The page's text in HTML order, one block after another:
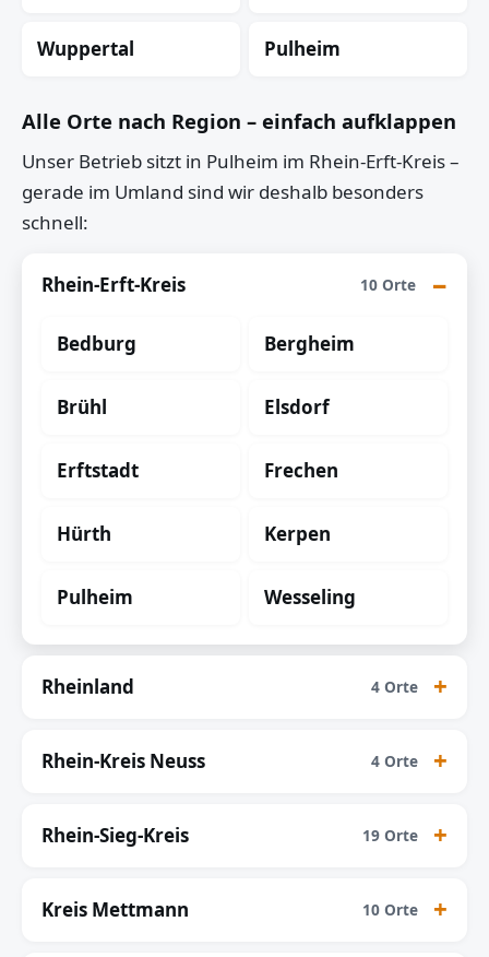
Wuppertal Pulheim
Alle Orte nach Region – einfach aufklappen
Unser Betrieb sitzt in Pulheim im Rhein-Erft-Kreis –
gerade im Umland sind wir deshalb besonders
schnell:
Rhein-Erft-Kreis 10 Orte
Bedburg Bergheim
Brühl Elsdorf
Erftstadt Frechen
Hürth Kerpen
Pulheim Wesseling
Rheinland 4 Orte
Rhein-Kreis Neuss 4 Orte
Rhein-Sieg-Kreis 19 Orte
Kreis Mettmann 10 Orte